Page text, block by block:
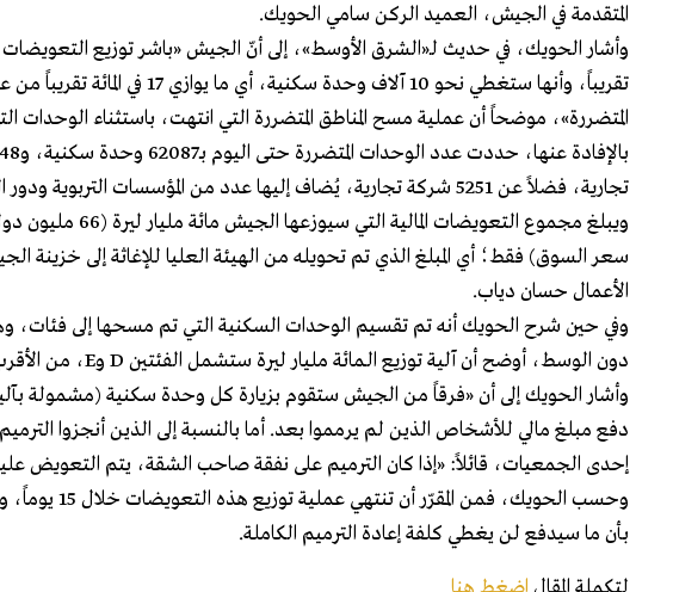
المتقدمة في الجيش، العميد الركن سامي الحويك.
وأشار الحويك، في حديث لـ«الشرق الأوسط»، إلى أنّ الجيش «باشر توزيع التعويضات
تقريباً، وأنها ستغطي نحو 10 آلاف وحدة سكنية، أي ما
المتضررة»، موضحاً أن عملية مسح المناطق المتضررة التي انتهت، باستثناء الوحدات
تجارية، فضلاً عن 5251 شركة تجارية، يُضاف إليها عدد من المؤسسات التربوية ودور العبادة والفنادق والمطاعم وغيرها.
ويبلغ مجموع
سعر السوق) فقط؛ أي المبلغ الذي تم تحويله من الهيئة العليا للإغاثة إلى خزينة
الأعمال حسان دياب.
دون الوسط، أوضح أن آلية توزيع الـمائة مليار ليرة ستشمل الفئتين D وE، من الأقرب إلى الأبعد عن مكان الانفجار.
وأشار الحويك إلى أن «فرقاً من الجيش ستقوم بزيارة كل وحدة سكنية (مشمولة
دفع مبلغ مالي للأشخاص الذين لم يرمموا بعد. أما بالنسبة إلى الذين أنجزوا
إحدى الجمعيات، قائلاً: «إذا كان الترميم على نفقة صاحب الشقة، يتم التعويض
وحسب
بأن ما سيدفع لن يغطي كلفة إعادة الترميم الكاملة.